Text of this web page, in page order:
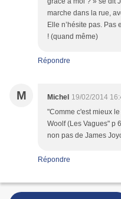
marche dans la rue,
Elle n’hésite pas. Pas
! (quand même)
Répondre
M Michel 19/02/2014
"Comme c'est mieux
Woolf (Les Vagues" p
non pas de James
Répondre